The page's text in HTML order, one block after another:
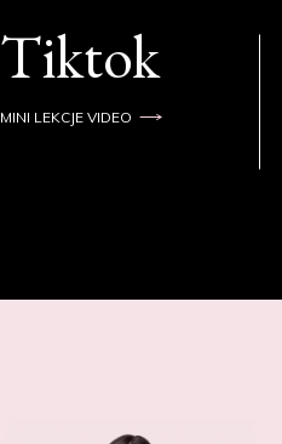
Tiktok
MINI LEKCJE VIDEO